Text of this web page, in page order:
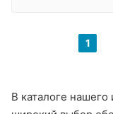
1
В каталоге нашего